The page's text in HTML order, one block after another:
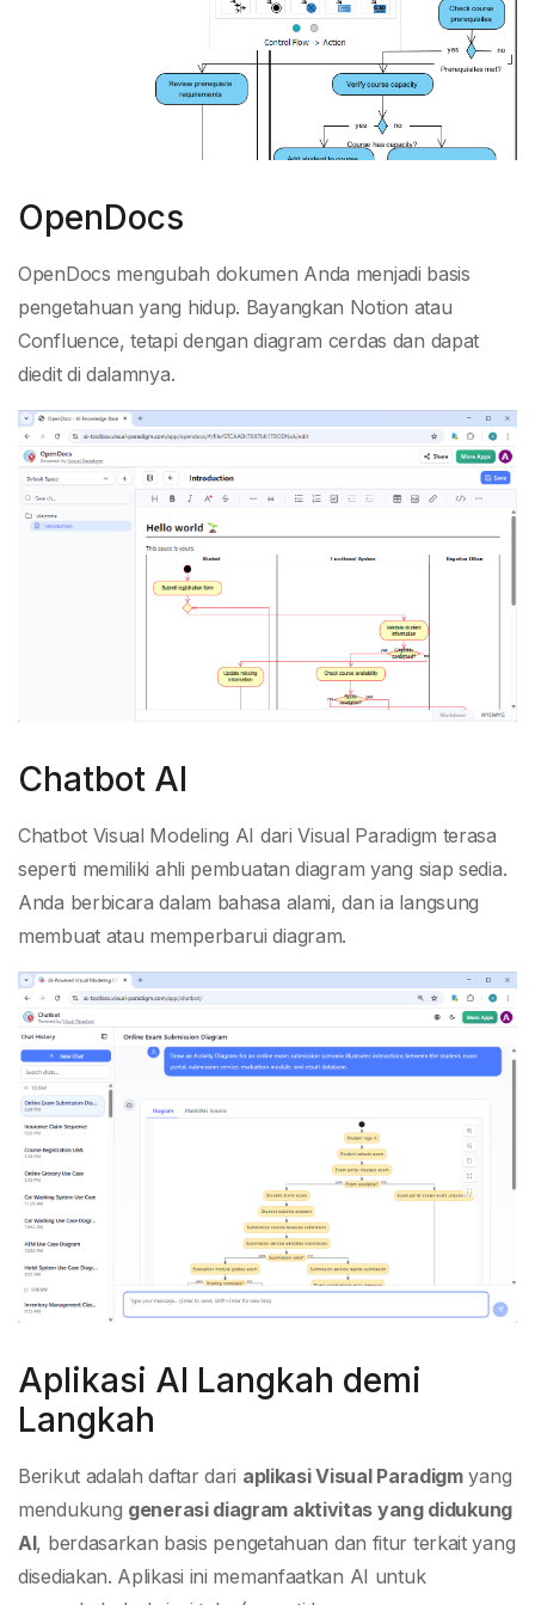
OpenDocs
OpenDocs mengubah dokumen Anda menjadi basis
pengetahuan yang hidup. Bayangkan Notion atau
Confluence, tetapi dengan diagram cerdas dan dapat
diedit di dalamnya.
Chatbot AI
Chatbot Visual Modeling AI dari Visual Paradigm terasa
seperti memiliki ahli pembuatan diagram yang siap sedia.
Anda berbicara dalam bahasa alami, dan ia langsung
membuat atau memperbarui diagram.
Aplikasi AI Langkah demi
Langkah
Berikut adalah daftar dari aplikasi Visual Paradigmyang
mendukung generasi diagram aktivitas yang didukung
AI, berdasarkan basis pengetahuan dan fitur terkait yang
disediakan. Aplikasi ini memanfaatkan AI untuk